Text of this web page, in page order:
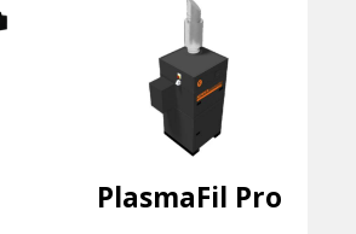
PlasmaFil Pro